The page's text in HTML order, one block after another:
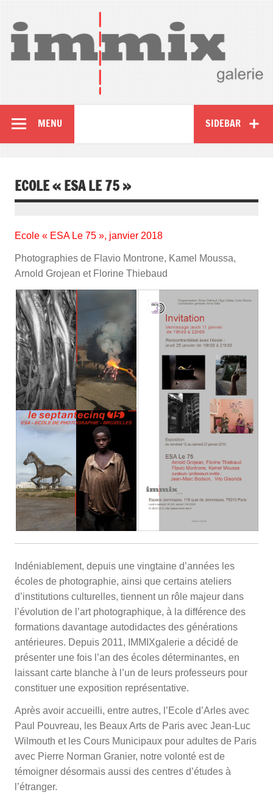
SIDEBAR
MENU
ECOLE « ESA LE 75 »
Ecole « ESA Le 75 », janvier 2018
Photographies de Flavio Montrone, Kamel Moussa,
Arnold Grojean et Florine Thiebaud
Indéniablement, depuis une vingtaine d’années les
écoles de photographie, ainsi que certains ateliers
d’institutions culturelles, tiennent un rôle majeur dans
l’évolution de l’art photographique, à la différence des
formations davantage autodidactes des générations
antérieures. Depuis 2011, IMMIXgalerie a décidé de
présenter une fois l’an des écoles déterminantes, en
laissant carte blanche à l’un de leurs professeurs pour
constituer une exposition représentative.
Après avoir accueilli, entre autres, l’Ecole d’Arles avec
Paul Pouvreau, les Beaux Arts de Paris avec Jean-Luc
Wilmouth et les Cours Municipaux pour adultes de Paris
avec Pierre Norman Granier, notre volonté est de
témoigner désormais aussi des centres d’études à
l’étranger.